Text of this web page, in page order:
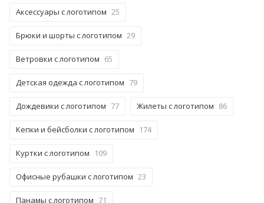
Аксессуары с логотипом 25
Брюки и шорты с логотипом 29
Ветровки с логотипом 65
Детская одежда с логотипом 79
Дождевики с логотипом 77 Жилеты с логотипом 86
Кепки и бейсболки с логотипом 174
Куртки с логотипом 109
Офисные рубашки с логотипом 23
Панамы с логотипом 71